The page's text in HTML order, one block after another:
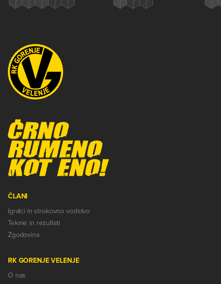
ČLANI
Igralci in strokovno vodstvo
Tekme in rezultati
Zgodovina
RK GORENJE VELENJE
O nas